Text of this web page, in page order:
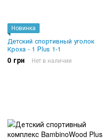
Новинка
Детский спортивный уголок
Кроха - 1 Plus 1-1
0 грн Нет в наличии